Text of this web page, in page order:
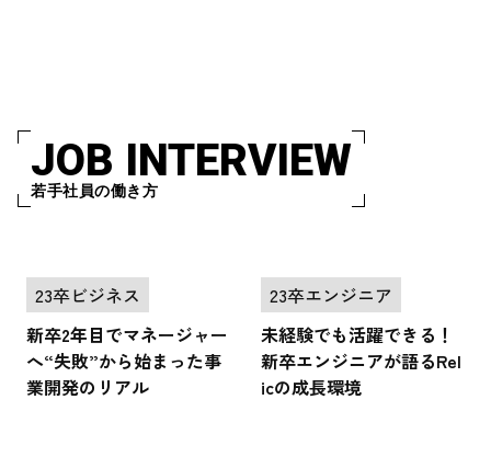
JOB INTERVIEW
若手社員の働き方
23卒ビジネス
新卒2年目でマネージャー
へ“失敗”から始まった事
業開発のリアル
23卒エンジニア
未経験でも活躍できる！
新卒エンジニアが語るRel
icの成長環境